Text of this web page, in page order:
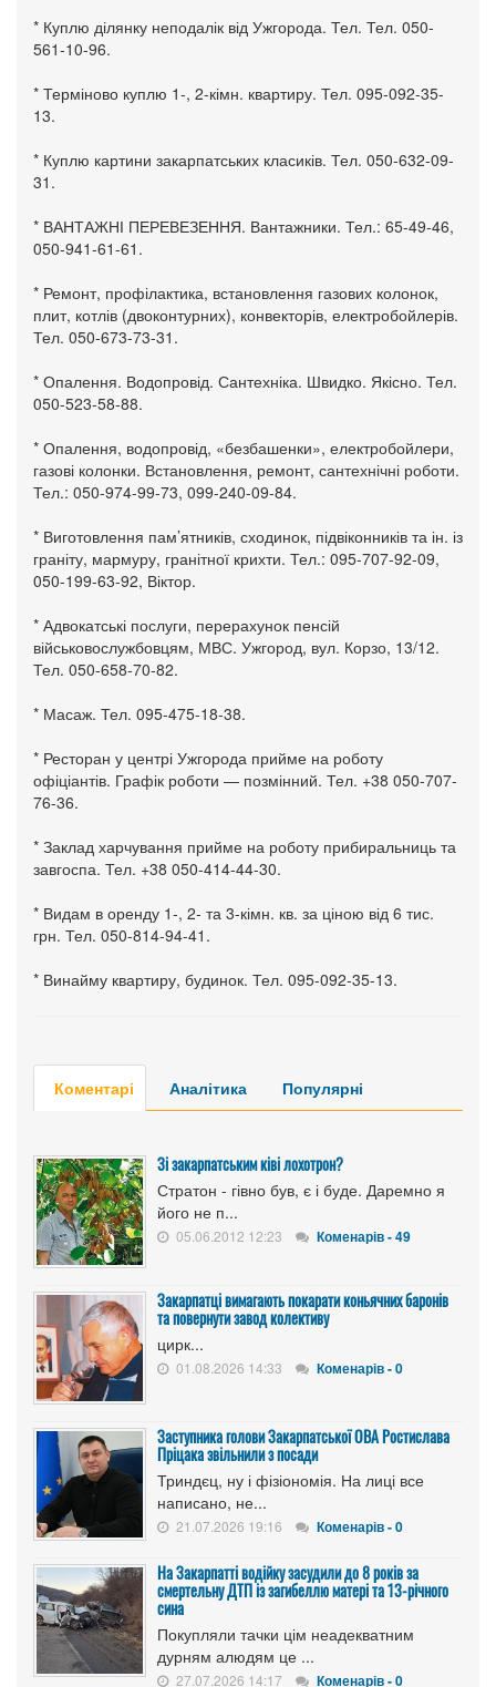
* Куплю ділянку неподалік від Ужгорода. Тел. Тел. 050-
561-10-96.
* Терміново куплю 1-, 2-кімн. квартиру. Тел. 095-092-35-
13.
* Куплю картини закарпатських класиків. Тел. 050-632-09-
31.
* ВАНТАЖНІ ПЕРЕВЕЗЕННЯ. Вантажники. Тел.: 65-49-46,
050-941-61-61.
* Ремонт, профілактика, встановлення газових колонок,
плит, котлів (двоконтурних), конвекторів, електробойлерів.
Тел. 050-673-73-31.
* Опалення. Водопровід. Сантехніка. Швидко. Якісно. Тел.
050-523-58-88.
* Опалення, водопровід, «безбашенки», електробойлери,
газові колонки. Встановлення, ремонт, сантехнічні роботи.
Тел.: 050-974-99-73, 099-240-09-84.
* Виготовлення пам’ятників, сходинок, підвіконників та ін. із
граніту, мармуру, гранітної крихти. Тел.: 095-707-92-09,
050-199-63-92, Віктор.
* Адвокатські послуги, перерахунок пенсій
військовослужбовцям, МВС. Ужгород, вул. Корзо, 13/12.
Тел. 050-658-70-82.
* Масаж. Тел. 095-475-18-38.
* Ресторан у центрі Ужгорода прийме на роботу
офіціантів. Графік роботи — позмінний. Тел. +38 050-707-
76-36.
* Заклад харчування прийме на роботу прибиральниць та
завгоспа. Тел. +38 050-414-44-30.
* Видам в оренду 1-, 2- та 3-кімн. кв. за ціною від 6 тис.
грн. Тел. 050-814-94-41.
* Винайму квартиру, будинок. Тел. 095-092-35-13.
Коментарі Аналітика Популярні
Зі закарпатським ківі лохотрон?
Стратон - гівно був, є і буде. Даремно я
його не п...
05.06.2012 12:23 Коменарів - 49
Закарпатці вимагають покарати коньячних баронів
та повернути завод колективу
цирк...
01.08.2026 14:33 Коменарів - 0
Заступника голови Закарпатської ОВА Ростислава
Пріцака звільнили з посади
Триндєц, ну і фізіономія. На лиці все
написано, не...
21.07.2026 19:16 Коменарів - 0
На Закарпатті водійку засудили до 8 років за
смертельну ДТП із загибеллю матері та 13-річного
сина
Покупляли тачки цім неадекватним
дурням алюдям це ...
27.07.2026 14:17 Коменарів - 0